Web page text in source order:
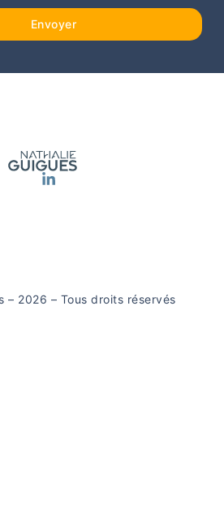
Envoyer
– 2026 – Tous droits réservés